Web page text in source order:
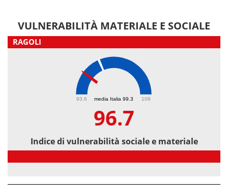
VULNERABILITÀ MATERIALE E SOCIALE
RAGOLI
media Italia 99.3
93.6 109
96.7
Indice di vulnerabilità sociale e materiale